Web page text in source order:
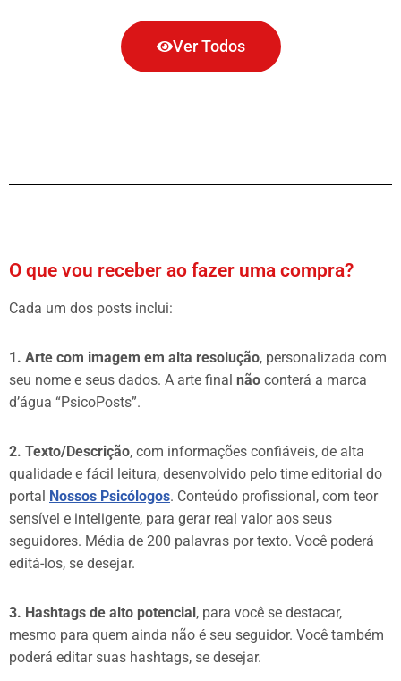
Ver Todos
O que vou receber ao fazer uma compra?
Cada um dos posts inclui:
1. Arte com imagem em alta resolução, personalizada com
seu nome e seus dados. A arte final não conterá a marca
d’água “PsicoPosts”.
2. Texto/Descrição, com informações confiáveis, de alta
qualidade e fácil leitura, desenvolvido pelo time editorial do
portal Nossos Psicólogos. Conteúdo profissional, com teor
sensível e inteligente, para gerar real valor aos seus
seguidores. Média de 200 palavras por texto. Você poderá
editá-los, se desejar.
3. Hashtags de alto potencial, para você se destacar,
mesmo para quem ainda não é seu seguidor. Você também
poderá editar suas hashtags, se desejar.